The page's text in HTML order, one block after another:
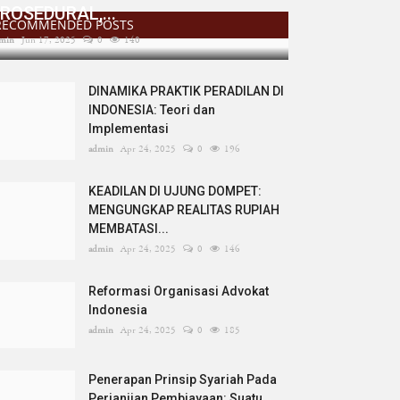
POSTS
Jun 17, 2025 0 140
DINAMIKA PRAKTIK PERADILAN DI
INDONESIA: Teori dan
Implementasi
admin Apr 24, 2025 0 196
KEADILAN DI UJUNG DOMPET:
MENGUNGKAP REALITAS RUPIAH
MEMBATASI...
admin Apr 24, 2025 0 146
Reformasi Organisasi Advokat
Indonesia
admin Apr 24, 2025 0 185
Penerapan Prinsip Syariah Pada